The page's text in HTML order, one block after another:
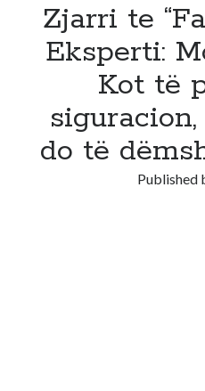
Zjarri te
Eksperti:
Kot të
do të
Published